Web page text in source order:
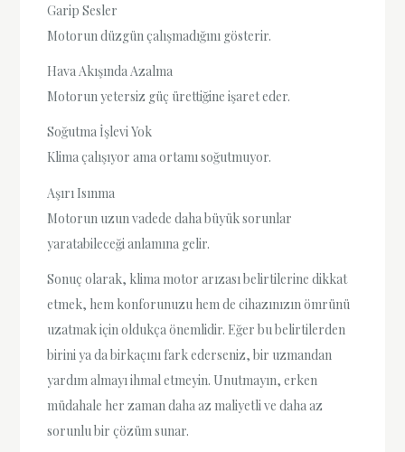
Garip Sesler
Motorun düzgün çalışmadığını gösterir.
Hava Akışında Azalma
Motorun yetersiz güç ürettiğine işaret eder.
Soğutma İşlevi Yok
Klima çalışıyor ama ortamı soğutmuyor.
Aşırı Isınma
Motorun uzun vadede daha büyük sorunlar
yaratabileceği anlamına gelir.
Sonuç olarak, klima motor arızası belirtilerine dikkat
etmek, hem konforunuzu hem de cihazınızın ömrünü
uzatmak için oldukça önemlidir. Eğer bu belirtilerden
birini ya da birkaçını fark ederseniz, bir uzmandan
yardım almayı ihmal etmeyin. Unutmayın, erken
müdahale her zaman daha az maliyetli ve daha az
sorunlu bir çözüm sunar.